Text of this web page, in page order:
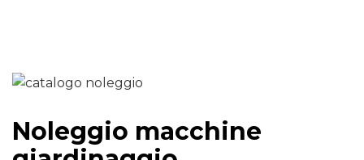
Noleggio macchine